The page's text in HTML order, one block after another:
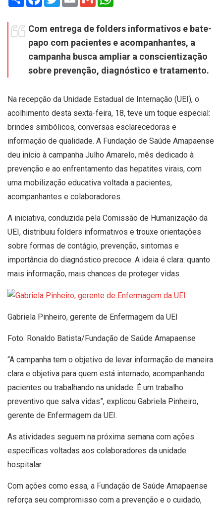
Com entrega de folders informativos e bate-
papo com pacientes e acompanhantes, a
campanha busca ampliar a conscientização
sobre prevenção, diagnóstico e tratamento.
Na recepção da Unidade Estadual de Internação (UEI), o
acolhimento desta sexta-feira, 18, teve um toque especial:
brindes simbólicos, conversas esclarecedoras e
informação de qualidade. A Fundação de Saúde Amapaense
deu início à campanha Julho Amarelo, mês dedicado à
prevenção e ao enfrentamento das hepatites virais, com
uma mobilização educativa voltada a pacientes,
acompanhantes e colaboradores.
A iniciativa, conduzida pela Comissão de Humanização da
UEI, distribuiu folders informativos e trouxe orientações
sobre formas de contágio, prevenção, sintomas e
importância do diagnóstico precoce. A ideia é clara: quanto
mais informação, mais chances de proteger vidas.
Gabriela Pinheiro, gerente de Enfermagem da UEI
Foto: Ronaldo Batista/Fundação de Saúde Amapaense
“A campanha tem o objetivo de levar informação de maneira
clara e objetiva para quem está internado, acompanhando
pacientes ou trabalhando na unidade. É um trabalho
preventivo que salva vidas”, explicou Gabriela Pinheiro,
gerente de Enfermagem da UEI.
As atividades seguem na próxima semana com ações
específicas voltadas aos colaboradores da unidade
hospitalar.
Com ações como essa, a Fundação de Saúde Amapaense
reforça seu compromisso com a prevenção e o cuidado,